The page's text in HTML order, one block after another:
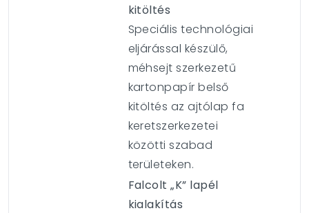
kitöltés
Speciális technológiai
eljárással készülő,
méhsejt szerkezetű
kartonpapír belső
kitöltés az ajtólap fa
keretszerkezetei
közötti szabad
területeken.
Falcolt „K” lapél
kialakítás